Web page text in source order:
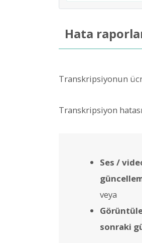
Hata
Transkripsiyonun
Transkripsiyon
Ses /
veya
sonraki